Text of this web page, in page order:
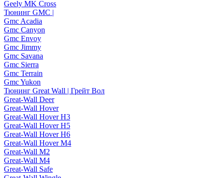
Geely MK Cross
Тюнинг GMC |
Gmc Acadia
Gmc Canyon
Gmc Envoy
Gmc Jimmy
Gmc Savana
Gmc Sierra
Gmc Terrain
Gmc Yukon
Тюнинг Great Wall | Грейт Вол
Great-Wall Deer
Great-Wall Hover
Great-Wall Hover H3
Great-Wall Hover H5
Great-Wall Hover H6
Great-Wall Hover M4
Great-Wall M2
Great-Wall M4
Great-Wall Safe